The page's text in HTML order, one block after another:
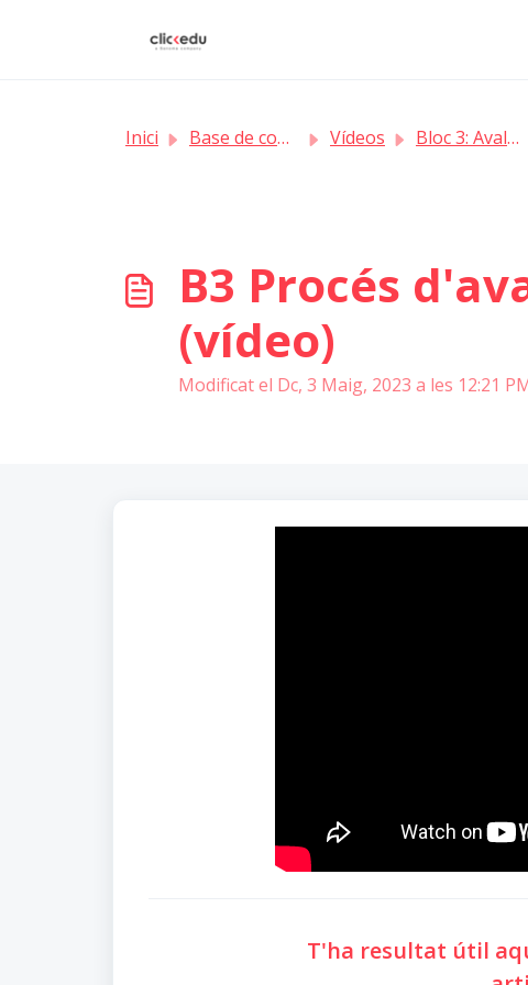
Inici Base de coneixement Vídeos Bloc 3: Avaluació
B3 Procés
(vídeo)
Modificat el Dc, 3 Maig, 2023 a les 12:21
T'ha resultat útil